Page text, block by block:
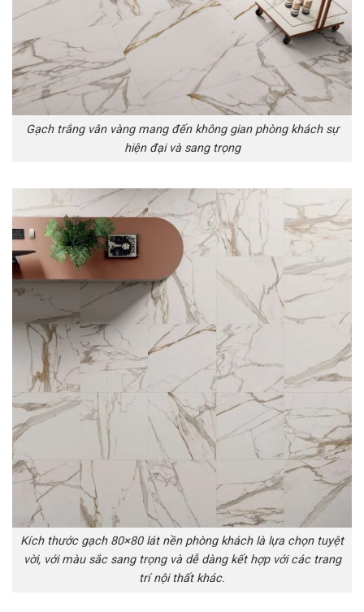
Gạch trắng vân vàng mang đến không gian phòng khách sự
hiện đại và sang trọng
Kích thước gạch 80×80 lát nền phòng khách là lựa chọn tuyệt
vời, với màu sắc sang trọng và dễ dàng kết hợp với các trang
trí nội thất khác.